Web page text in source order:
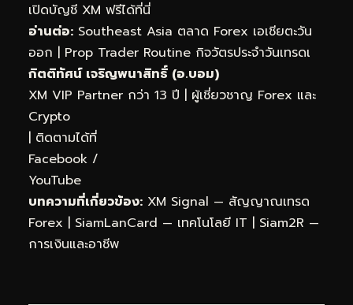
เปิดบัญชี XM ฟรีได้ที่นี่
อ่านต่อ: Southeast Asia ตลาด Forex เอเชียตะวัน
ออก
Prop Trader Routine กิจวัตรประจำวันเทรดเ
กิตติทัศน์ เจริญพนาสิทธิ์ (อ.บอม)
XM VIP Partner กว่า 13 ปี | ผู้เชี่ยวชาญ Forex และ
Crypto
| ติดตามได้ที่
Facebook /
YouTube
บทความที่เกี่ยวข้อง: XM Signal — สัญญาณเทรด
Forex
SiamLanCard — เทคโนโลยี IT
Siam2R —
การเงินและอาชีพ